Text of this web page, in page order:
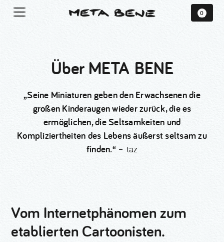
0
Über META BENE
„Seine Miniaturen geben den Erwachsenen die
großen Kinderaugen wieder zurück,die es
ermöglichen, die Seltsamkeiten und
Kompliziertheiten des Lebens äußerst seltsam zu
finden.“ – taz
Vom Internetphänomen zum
etablierten Cartoonisten.